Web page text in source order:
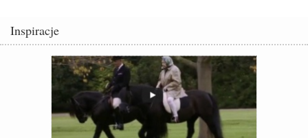
Inspiracje